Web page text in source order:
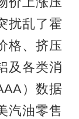
扰乱了霍
格、挤压
及各类消
）数据
汽油零售